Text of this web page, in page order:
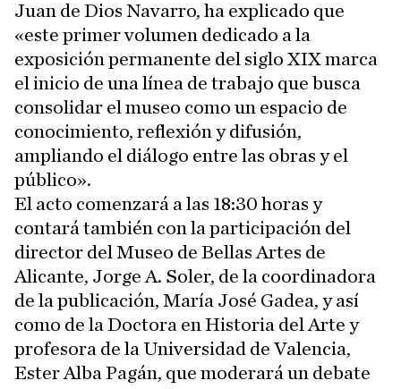
Juan de Dios Navarro, ha explicado que
«este primer volumen dedicado a la
exposición permanente del siglo XIX marca
el inicio de una línea de trabajo que busca
consolidar el museo como un espacio de
conocimiento, reflexión y difusión,
ampliando el diálogo entre las obras y el
público».
El acto comenzará a las 18:30 horas y
contará también con la participación del
director del Museo de Bellas Artes de
Alicante, Jorge A. Soler, de la coordinadora
de la publicación, María José Gadea, y así
como de la Doctora en Historia del Arte y
profesora de la Universidad de Valencia,
Ester Alba Pagán, que moderará un debate